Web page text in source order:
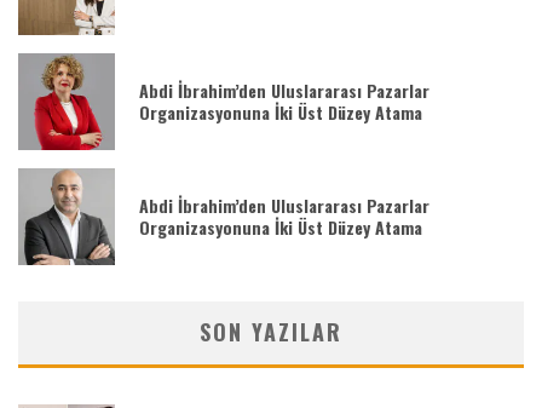
Abdi İbrahim’den Uluslararası Pazarlar
Organizasyonuna İki Üst Düzey Atama
Abdi İbrahim’den Uluslararası Pazarlar
Organizasyonuna İki Üst Düzey Atama
SON YAZILAR